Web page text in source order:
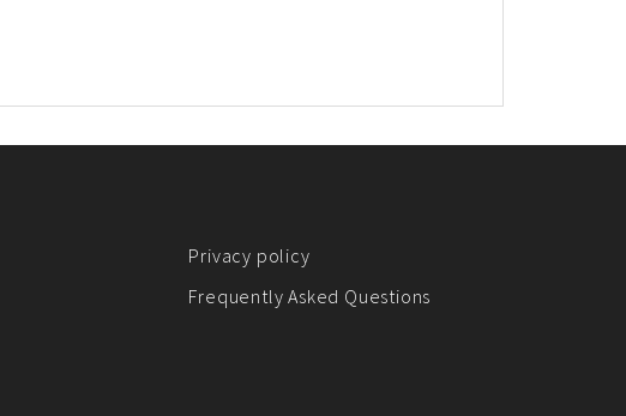
Privacy policy
Frequently Asked Questions